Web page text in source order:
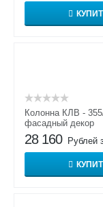
Колонна КЛВ -
фасадный декор
28 160 Рублей